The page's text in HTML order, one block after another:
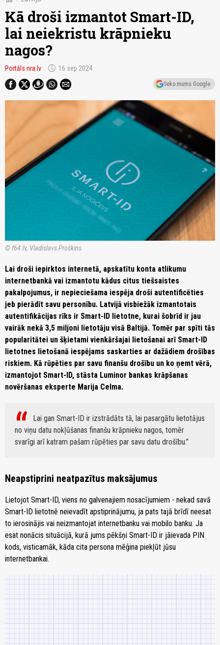
Kā droši izmantot Smart-ID,
lai neiekristu krāpnieku
nagos?
Portāls nra.lv schedule 16.sep 2024
Seko mums Google
© f64.lv, Vladislavs Proškins
Lai droši iepirktos internetā, apskatītu konta atlikumu
internetbankā vai izmantotu kādus citus tiešsaistes
pakalpojumus, ir nepieciešama iespēja droši autentificēties
jeb pierādīt savu personību. Latvijā visbiežāk izmantotais
autentifikācijas rīks ir Smart-ID lietotne, kurai šobrīd ir jau
vairāk nekā 3,5 miljoni lietotāju visā Baltijā. Tomēr par spīti tās
popularitātei un šķietami vienkāršajai lietošanai arī Smart-ID
lietotnes lietošanā iespējams saskarties ar dažādiem drošības
riskiem. Kā rūpēties par savu finanšu drošību un ko ņemt vērā,
izmantojot Smart-ID, stāsta Luminor bankas krāpšanas
novēršanas eksperte Marija Celma.
Lai gan Smart-ID ir izstrādāts tā, lai pasargātu lietotājus
no viņu datu nokļūšanas finanšu krāpnieku nagos, tomēr
svarīgi arī katram pašam rūpēties par savu datu drošību.
Neapstiprini neatpazītus maksājumus
Lietojot Smart-ID, viens no galvenajiem nosacījumiem - nekad savā
Smart-ID lietotnē neievadīt apstiprinājumu, ja pats tajā brīdī neesat
to ierosinājis vai neizmantojat internetbanku vai mobilo banku. Ja
esat nonācis situācijā, kurā jums pēkšņi Smart-ID ir jāievada PIN
kods, visticamāk, kāda cita persona mēģina piekļūt jūsu
internetbankai.